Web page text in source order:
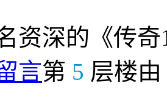
资深的《传奇
言第 5 层楼由